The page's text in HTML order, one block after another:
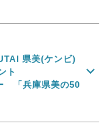
県美(ケンビ)
ト
「兵庫県美の50